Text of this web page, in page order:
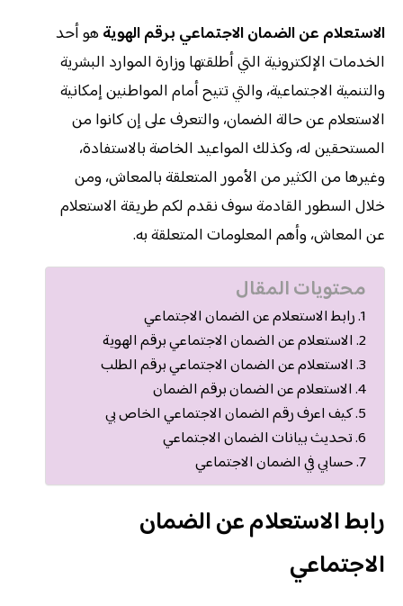
الاستعلام عن الضمان الاجتماعي برقم الهوية هو أحد
الخدمات الإلكترونية التي أطلقتها وزارة الموارد البشرية
والتنمية الاجتماعية، والتي تتيح أمام المواطنين إمكانية
الاستعلام عن حالة الضمان، والتعرف على إن كانوا من
المستحقين له، وكذلك المواعيد الخاصة بالاستفادة،
وغيرها من الكثير من الأمور المتعلقة بالمعاش، ومن
خلال السطور القادمة سوف نقدم لكم طريقة الاستعلام
عن المعاش، وأهم المعلومات المتعلقة به.
محتويات المقال
رابط الاستعلام عن الضمان الاجتماعي
الاستعلام عن الضمان الاجتماعي برقم الهوية
الاستعلام عن الضمان الاجتماعي برقم الطلب
الاستعلام عن الضمان برقم الضمان
كيف اعرف رقم الضمان الاجتماعي الخاص بي
تحديث بيانات الضمان الاجتماعي
حسابي في الضمان الاجتماعي
رابط الاستعلام عن الضمان
الاجتماعي